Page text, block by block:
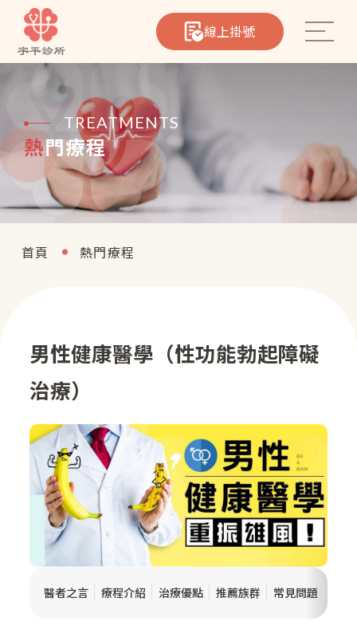
線上掛號
心臟筆記
聯絡我們
TREATMENTS
熱門療程
首頁 熱門療程
男性健康醫學（性功能勃起障礙
治療）
醫者之言 療程介紹 治療優點 推薦族群 常見問題